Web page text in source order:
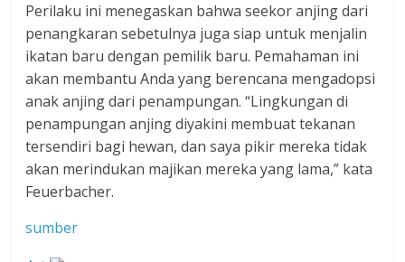
Perilaku ini menegaskan bahwa seekor anjing dari
penangkaran sebetulnya juga siap untuk menjalin
ikatan baru dengan pemilik baru. Pemahaman ini
akan membantu Anda yang berencana mengadopsi
anak anjing dari penampungan. “Lingkungan di
penampungan anjing diyakini membuat tekanan
tersendiri bagi hewan, dan saya pikir mereka tidak
akan merindukan majikan mereka yang lama,” kata
Feuerbacher.
sumber